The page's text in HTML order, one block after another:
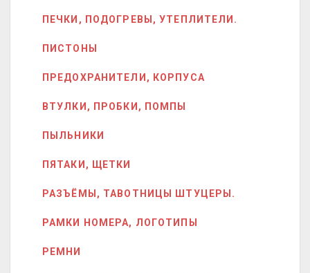
ПЕЧКИ, ПОДОГРЕВЫ, УТЕПЛИТЕЛИ.
ПИСТОНЫ
ПРЕДОХРАНИТЕЛИ, КОРПУСА
ВТУЛКИ, ПРОБКИ, ПОМПЫ
ПЫЛЬНИКИ
ПЯТАКИ, ЩЕТКИ
РАЗЪЁМЫ, ТАВОТНИЦЫ ШТУЦЕРЫ.
РАМКИ НОМЕРА, ЛОГОТИПЫ
РЕМНИ